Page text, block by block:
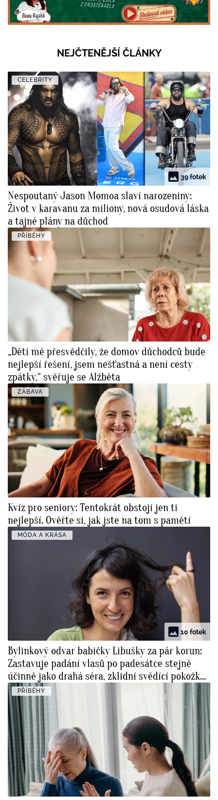
NEJČTENĚJŠÍ ČLÁNKY
CELEBRITY
39 fotek
Nespoutaný Jason Momoa slaví narozeniny:
Život v karavanu za miliony, nová osudová láska
a tajné plány na důchod
PŘÍBĚHY
„Děti mě přesvědčily, že domov důchodců bude
nejlepší řešení, jsem nešťastná a není cesty
zpátky,“ svěřuje se Alžběta
ZÁBAVA
Kvíz pro seniory: Tentokrát obstojí jen ti
nejlepší. Ověřte si, jak jste na tom s pamětí
MÓDA A KRÁSA
10 fotek
Bylinkový odvar babičky Libušky za pár korun:
Zastavuje padání vlasů po padesátce stejně
účinně jako drahá séra, zklidní svědící pokožku
a posílí paměť
PŘÍBĚHY